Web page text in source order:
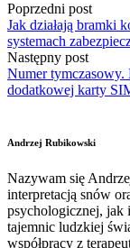
Poprzedni post
Jak działają bramki
systemach
Następny post
Numer
dodatkowej karty
Andrzej Rubikowski
Nazywam się
interpretacją snów
psychologicznej, jak
tajemnic ludzkiej
współpracy z